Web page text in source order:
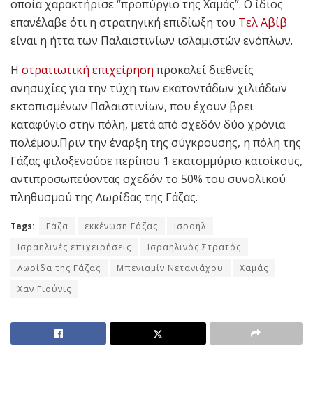
οποία χαρακτήρισε “προπύργιο της Χαμάς”. Ο ίδιος
επανέλαβε ότι η στρατηγική επιδίωξη του Τελ Αβίβ
είναι η ήττα των Παλαιστινίων ισλαμιστών ενόπλων.
Η στρατιωτική επιχείρηση προκαλεί διεθνείς
ανησυχίες για την τύχη των εκατοντάδων χιλιάδων
εκτοπισμένων Παλαιστινίων, που έχουν βρει
καταφύγιο στην πόλη, μετά από σχεδόν δύο χρόνια
πολέμου.Πριν την έναρξη της σύγκρουσης, η πόλη της
Γάζας φιλοξενούσε περίπου 1 εκατομμύριο κατοίκους,
αντιπροσωπεύοντας σχεδόν το 50% του συνολικού
πληθυσμού της Λωρίδας της Γάζας.
Tags: Γάζα εκκένωση Γάζας
Ισραήλ
Ισραηλινές επιχειρήσεις
Ισραηλινός Στρατός
Λωρίδα της Γάζας
Μπενιαμίν Νετανιάχου
Χαμάς
Χαν Γιούνις